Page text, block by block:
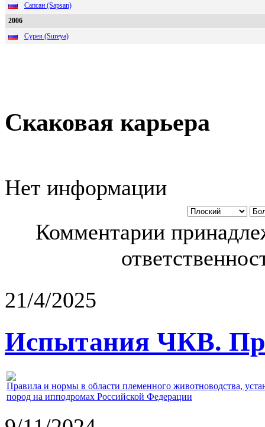
Сапсан (Sapsan)
2006
Сурея (Sureya)
Скаковая карьера
Нет информации
Комментарии
21/4/2025
Испытания ЧКВ.
Правила и нормы в области племенного животноводства,
пород на ипподромах Российской Федерации